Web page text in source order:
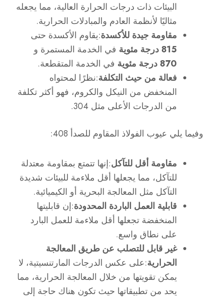
البيئات ذات درجات الحرارة العالية، مما يجعله
مثاليًا لأنظمة العادم والمبادلات الحرارية.
مقاومة جيدة للأكسدة:يقاوم الأكسدة حتى
815 درجة مئوية
في الخدمة المستمرة و
870 درجة مئوية
في الخدمة المتقطعة.
فعالة من حيث التكلفة:نظرًا لمحتواه
المنخفض من النيكل والكروم، فهو أكثر تكلفة
من الدرجات الأعلى مثل 304.
وفيما يلي عيوب الفولاذ المقاوم للصدأ 408:
مقاومة أقل للتآكل:إنها تتمتع بمقاومة معتدلة
للتآكل، مما يجعلها أقل ملاءمة للبيئات شديدة
التآكل مثل المعالجة البحرية أو الكيميائية.
قابلية العمل الباردة المحدودة:إن قابليتها
المنخفضة تجعلها أقل ملاءمة للعمل البارد
على نطاق واسع.
غير قابل للتصلب عن طريق المعالجة
الحرارية:على عكس الدرجات المارتنسيتية، لا
يمكن تقويتها من خلال المعالجة الحرارية، مما
يحد من تطبيقاتها حيث تكون هناك حاجة إلى